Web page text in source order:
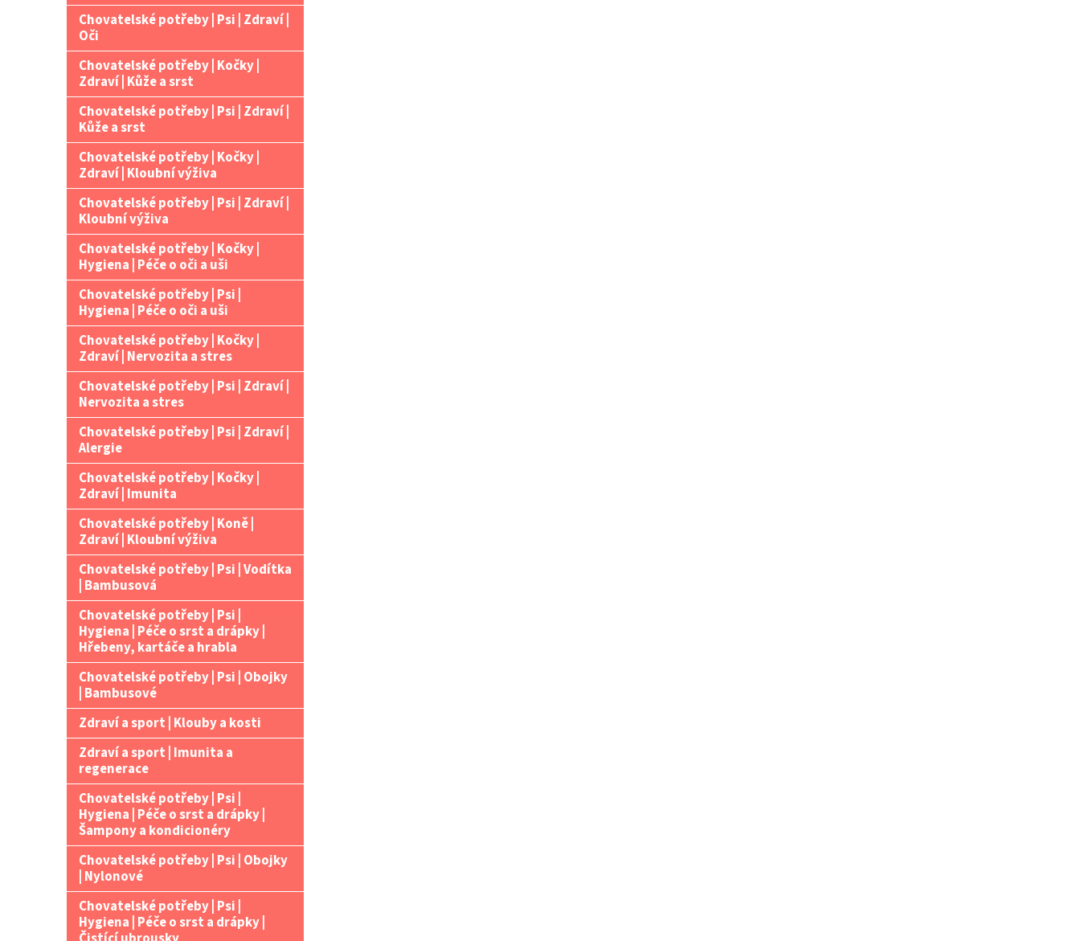
Chovatelské potřeby | Psi | Zdraví |
Oči
Chovatelské potřeby | Kočky |
Zdraví | Kůže a srst
Chovatelské potřeby | Psi | Zdraví |
Kůže a srst
Chovatelské potřeby | Kočky |
Zdraví | Kloubní výživa
Chovatelské potřeby | Psi | Zdraví |
Kloubní výživa
Chovatelské potřeby | Kočky |
Hygiena | Péče o oči a uši
Chovatelské potřeby | Psi |
Hygiena | Péče o oči a uši
Chovatelské potřeby | Kočky |
Zdraví | Nervozita a stres
Chovatelské potřeby | Psi | Zdraví |
Nervozita a stres
Chovatelské potřeby | Psi | Zdraví |
Alergie
Chovatelské potřeby | Kočky |
Zdraví | Imunita
Chovatelské potřeby | Koně |
Zdraví | Kloubní výživa
Chovatelské potřeby | Psi | Vodítka
| Bambusová
Chovatelské potřeby | Psi |
Hygiena | Péče o srst a drápky |
Hřebeny, kartáče a hrabla
Chovatelské potřeby | Psi | Obojky
| Bambusové
Zdraví a sport | Klouby a kosti
Zdraví a sport | Imunita a
regenerace
Chovatelské potřeby | Psi |
Hygiena | Péče o srst a drápky |
Šampony a kondicionéry
Chovatelské potřeby | Psi | Obojky
| Nylonové
Chovatelské potřeby | Psi |
Hygiena | Péče o srst a drápky |